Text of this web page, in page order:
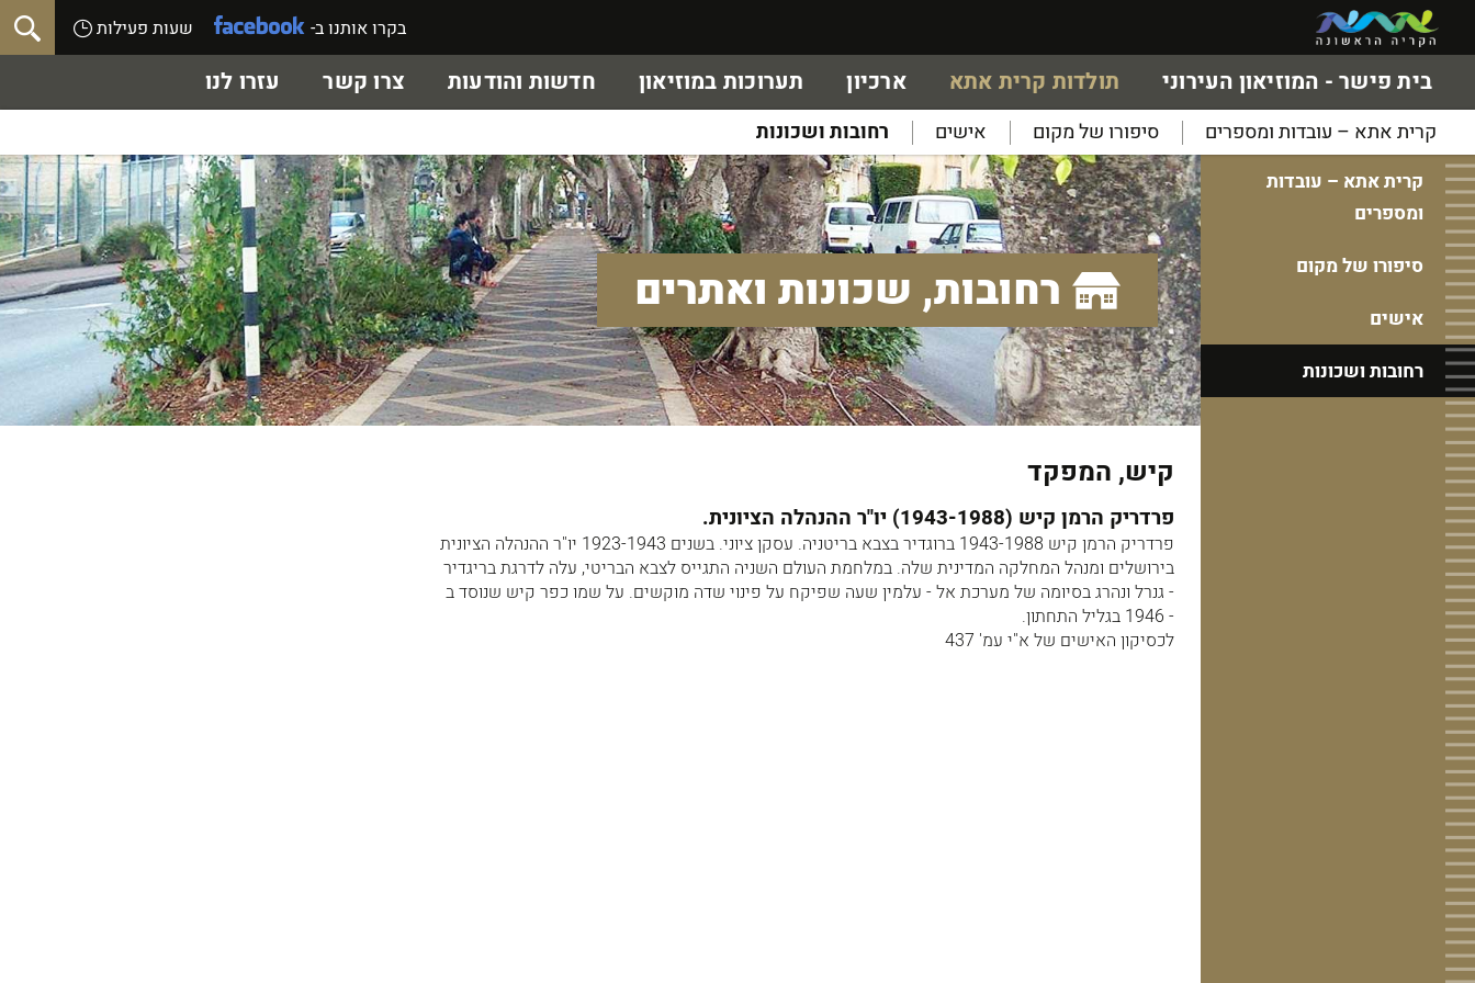
בקרו אותנו ב- שעות פעילות
בית פישר - המוזיאון העירוני תולדות קרית אתא
קרית אתא – עובדות ומספרים סיפורו של מקום אישים רחובות ושכונות
ארכיון תערוכות במוזיאון חדשות והודעות צרו קשר עזרו לנו
קרית אתא – עובדות
ומספרים
סיפורו של מקום
אישים
רחובות ושכונות
רחובות, שכונות ואתרים
קיש, המפקד
פרדריק הרמן קיש (1943-1988) יו"ר ההנהלה הציונית.
פרדריק הרמן קיש 1943-1988 ברוגדיר בצבא בריטניה. עסקן ציוני. בשנים 1923-1943 יו"ר ההנהלה הציונית
בירושלים ומנהל המחלקה המדינית שלה. במלחמת העולם השניה התגייס לצבא הבריטי, עלה לדרגת בריגדיר
- גנרל ונהרג בסיומה של מערכת אל - עלמין שעה שפיקח על פינוי שדה מוקשים. על שמו כפר קיש שנוסד ב
- 1946 בגליל התחתון.
לכסיקון האישים של א"י עמ' 437